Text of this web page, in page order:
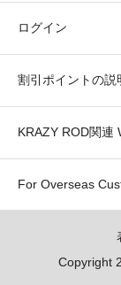
ログイン
割引ポイントの説
KRAZY ROD関連
For Overseas
Copyright